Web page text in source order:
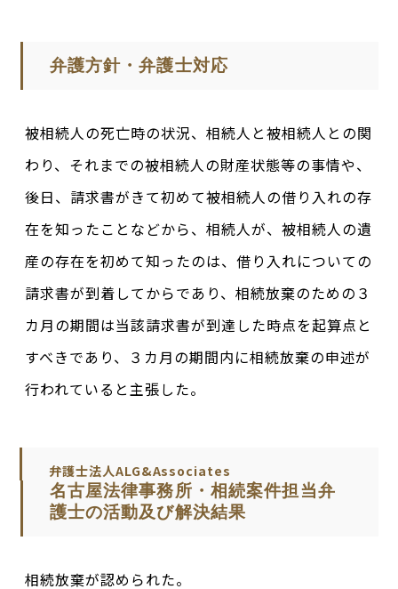
弁護方針・弁護士対応
被相続人の死亡時の状況、相続人と被相続人との関
わり、それまでの被相続人の財産状態等の事情や、
後日、請求書がきて初めて被相続人の借り入れの存
在を知ったことなどから、相続人が、被相続人の遺
産の存在を初めて知ったのは、借り入れについての
請求書が到着してからであり、相続放棄のための３
カ月の期間は当該請求書が到達した時点を起算点と
すべきであり、３カ月の期間内に相続放棄の申述が
行われていると主張した。
弁護士法人ALG&Associates
名古屋法律事務所・相続案件担当弁
護士の活動及び解決結果
相続放棄が認められた。